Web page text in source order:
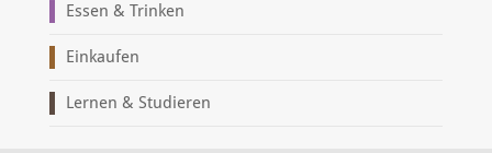
Essen & Trinken
Einkaufen
Lernen & Studieren